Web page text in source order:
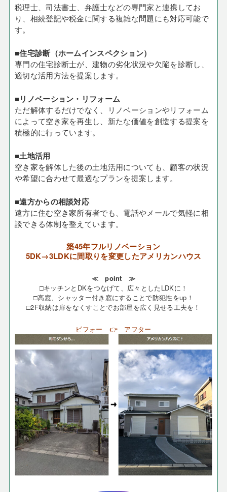
税理士、司法書士、弁護士などの専門家と連携してお
り、相続登記や税金に関する複雑な問題にも対応可能で
す。
■住宅診断（ホームインスペクション）
専門の住宅診断士が、建物の劣化状況や欠陥を診断し、
適切な活用方法を提案します。
■リノベーション・リフォーム
ただ解体するだけでなく、リノベーションやリフォーム
によって空き家を再生し、新たな価値を創造する提案を
積極的に行っています。
■土地活用
空き家を解体した後の土地活用についても、顧客の状況
や希望に合わせて最適なプランを提案します。
■遠方からの相談対応
遠方に住む空き家所有者でも、電話やメールで気軽に相
談できる体制を整えています。
築45年フルリノベーション
5DK→3LDKに間取りを変更したアメリカンハウス
≪ point ≫
□キッチンとDKをつなげて、広々としたLDKに！
□高窓、シャッター付き窓にすることで防犯性をup！
□2F収納は扉をなくすことでお部屋を広く見せる工夫を！
ビフォー 👉 アフター